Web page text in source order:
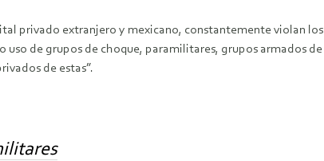
privado extranjero y mexicano, constantemente violan
uso de grupos de choque, paramilitares, grupos armados
de estas”.